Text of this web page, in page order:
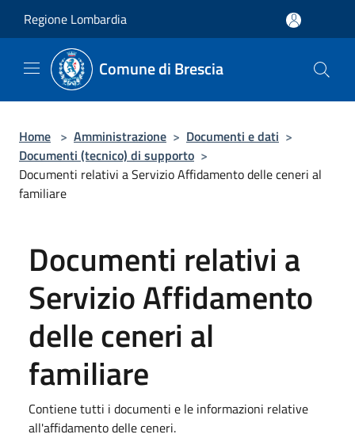
Regione Lombardia
Comune di Brescia
Home > Amministrazione > Documenti e dati >
Documenti (tecnico) di supporto >
Documenti relativi a Servizio Affidamento delle ceneri al
familiare
Documenti relativi a
Servizio Affidamento
delle ceneri al
familiare
Contiene tutti i documenti e le informazioni relative
all'affidamento delle ceneri.